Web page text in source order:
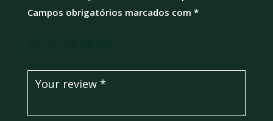
Campos obrigatórios marcados com *